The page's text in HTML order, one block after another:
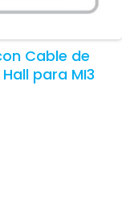
Cable de
para MI3